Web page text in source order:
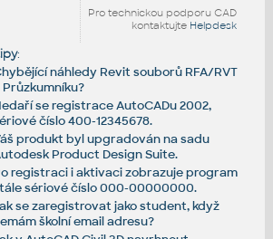
Pro technickou podporu CAD
kontaktujte Helpdesk
:
náhledy Revit souborů RFA/RVT
Průzkumníku?
se registrace AutoCADu 2002,
číslo 400-12345678.
produkt byl upgradován na sadu
Product Design Suite.
registraci i aktivaci zobrazuje program
sériové číslo 000-00000000.
se zaregistrovat jako student, když
školní email adresu?